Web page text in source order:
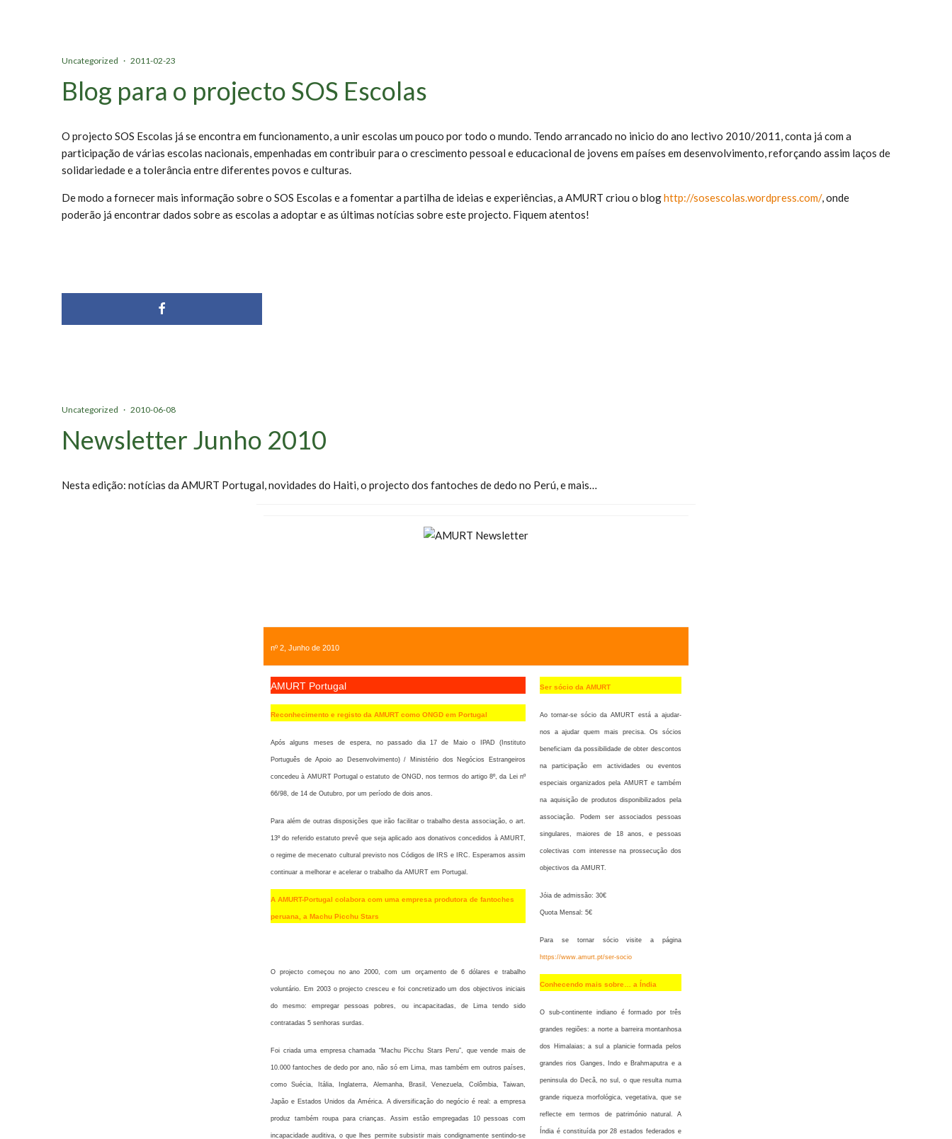
Uncategorized · 2011-02-23
Blog para o projecto SOS Escolas
O projecto SOS Escolas já se encontra em funcionamento, a unir escolas um pouco por todo o mundo. Tendo arrancado no inicio do ano lectivo 2010/2011, conta já com a
participação de várias escolas nacionais, empenhadas em contribuir para o crescimento pessoal e educacional de jovens em países em desenvolvimento, reforçando assim laços de
solidariedade e a tolerância entre diferentes povos e culturas.
De modo a fornecer mais informação sobre o SOS Escolas e a fomentar a partilha de ideias e experiências, a AMURT criou o bloghttp://sosescolas. wordpress.com/, onde
poderão já encontrar dados sobre as escolas a adoptar e as últimas notícias sobre este projecto. Fiquem atentos!
Uncategorized · 2010-06-08
Newsletter Junho 2010
Nesta edição: notícias da AMURT Portugal, novidades do Haiti, o projecto dos fantoches de dedo no Perú, e mais…
nº 2, Junho de 2010
AMURT Portugal
Reconhecimento e registo da AMURT como ONGD em Portugal
Após alguns meses de espera, no passado dia 17 de Maio o IPAD (Instituto
Português de Apoio ao Desenvolvimento) / Ministério dos Negócios Estrangeiros
concedeu à AMURT Portugal o estatuto de ONGD, nos termos do artigo 8º, da Lei nº
66/98, de 14 de Outubro, por um período de dois anos.
Para além de outras disposições que irão facilitar o trabalho desta associação, o art.
13º do referido estatuto prevê que seja aplicado aos donativos concedidos à AMURT,
o regime de mecenato cultural previsto nos Códigos de IRS e IRC. Esperamos assim
continuar a melhorar e acelerar o trabalho da AMURT em Portugal.
A AMURT-Portugal colabora com uma empresa produtora de fantoches
peruana, a Machu Picchu Stars
O projecto começou no ano 2000, com um orçamento de 6 dólares e trabalho
voluntário. Em 2003 o projecto cresceu e foi concretizado um dos objectivos iniciais
do mesmo: empregar pessoas pobres, ou incapacitadas, de Lima tendo sido
contratadas 5 senhoras surdas.
Foi criada uma empresa chamada “Machu Picchu Stars Peru”, que vende mais de
10.000 fantoches de dedo por ano, não só em Lima, mas também em outros países,
como Suécia, Itália, Inglaterra, Alemanha, Brasil, Venezuela, Colômbia, Taiwan,
Japão e Estados Unidos da América. A diversificação do negócio é real: a empresa
produz também roupa para crianças. Assim estão empregadas 10 pessoas com
incapacidade auditiva, o que lhes permite subsistir mais condignamente sentindo-se
Ser sócio da AMURT
Ao tornar-se sócio da AMURT está a ajudar-
nos a ajudar quem mais precisa. Os sócios
beneficiam da possibilidade de obter descontos
na participação em actividades ou eventos
especiais organizados pela AMURT e também
na aquisição de produtos disponibilizados pela
associação. Podem ser associados pessoas
singulares, maiores de 18 anos, e pessoas
colectivas com interesse na prossecução dos
objectivos da AMURT.
Jóia de admissão: 30€
Quota Mensal: 5€
Para se tornar sócio visite a página
https://www.amurt.pt/ser-socio
Conhecendo mais sobre… a Índia
O sub-continente indiano é formado por três
grandes regiões: a norte a barreira montanhosa
dos Himalaias; a sul a planicie formada pelos
grandes rios Ganges, Indo e Brahmaputra e a
peninsula do Decã, no sul, o que resulta numa
grande riqueza morfológica, vegetativa, que se
reflecte em termos de património natural. A
Índia é constituída por 28 estados federados e